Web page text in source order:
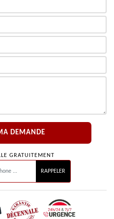
GRATUITEMENT